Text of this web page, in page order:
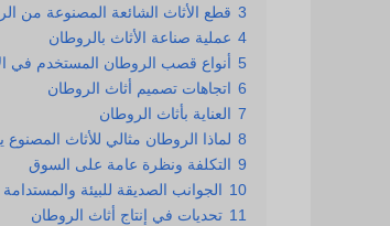
3 قطع الأثاث الشائعة المصنوعة من
4 عملية صناعة الأثاث بالروطان
5 أنواع قصب الروطان المستخدم في
6 اتجاهات تصميم أثاث الروطان
7 العناية بأثاث الروطان
8 لماذا الروطان مثالي للأثاث المصنوع
9 التكلفة ونظرة عامة على السوق
10 الجوانب الصديقة للبيئة والمستدامة
11 تحديات في إنتاج أثاث الروطان